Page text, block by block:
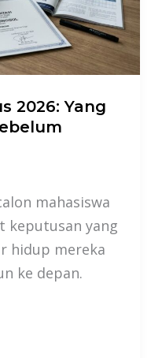
2026: Yang
mahasiswa
keputusan yang
hidup mereka
ke depan.